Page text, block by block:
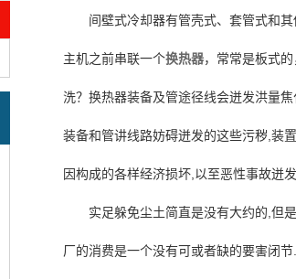
间壁式冷却器有管壳式、套管式和
主机之前串联一个换热器，常常是板式
洗？换热器装备及管途径线会迸发洪量
装备和管讲线路妨碍迸发的这些污秽,装
因构成的各样经济损坏,以至恶性事故迸
实足躲免尘土简直是没有大约的,但
厂的消费是一个没有可或者缺的要害闭